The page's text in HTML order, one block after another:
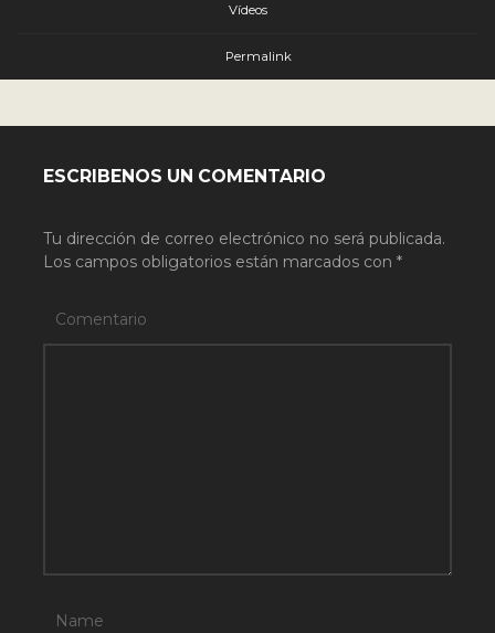
Vídeos
Permalink
ESCRIBENOS UN COMENTARIO
Tu dirección de correo electrónico no será publicada.
Los campos obligatorios están marcados con *
Comentario
Name